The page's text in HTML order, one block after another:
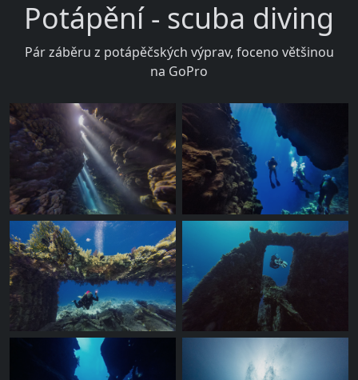
Potápění - scuba diving
Pár záběru z potápěčských výprav, foceno většinou
na GoPro